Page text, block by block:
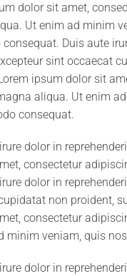
dolor sit amet,
Ut enim ad minim
Duis aute
sint occaecat
ipsum dolor sit
aliqua. Ut enim
consequat.
dolor in
consectetur
dolor in
non proident,
consectetur
minim veniam, quis
dolor in